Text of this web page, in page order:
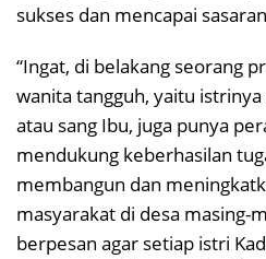
sukses dan mencapai
“Ingat, di belakang seorang
wanita tangguh, yaitu
atau sang Ibu, juga punya
mendukung keberhasilan
membangun dan
masyarakat di desa masing-
berpesan agar setiap istri